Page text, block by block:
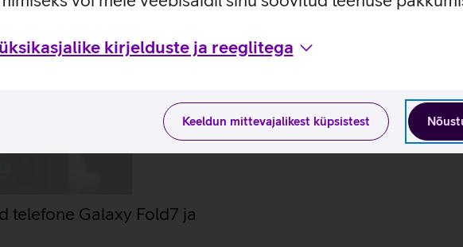
kirjelduste ja reeglitega
Keeldun mittevajalikest küpsistest
telefone Galaxy Fold7 ja